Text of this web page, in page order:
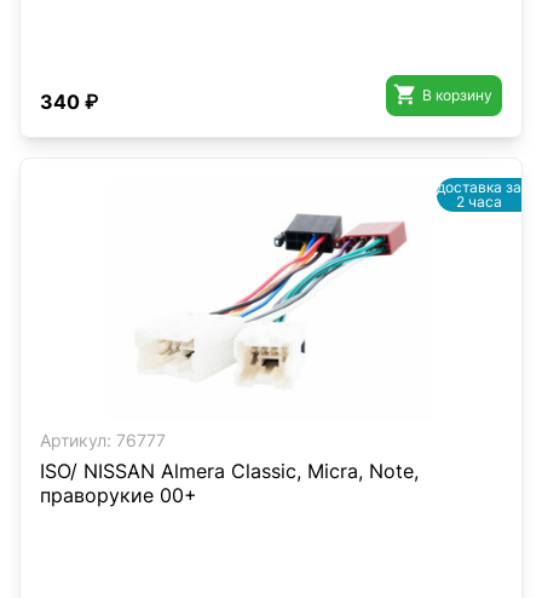
340 ₽  В корзину
Артикул: 76777
ISO/ NISSAN Almera Classic, Micra, Note,
праворукие 00+
доставка за
2 часа